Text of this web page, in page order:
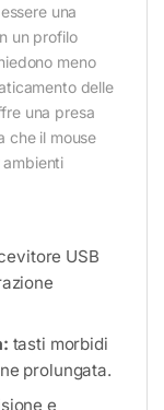
una
un profilo
meno
delle
una presa
che il mouse
ambienti
USB
tasti morbidi
prolungata.
e